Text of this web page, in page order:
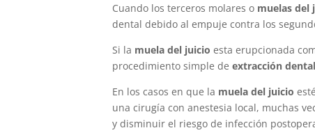
Cuando los terceros molares o muelas del
dental debido al empuje contra los
Si la muela del juicio esta erupcionada
procedimiento simple deextracción dental
En los casos en que la muela del juicio
una cirugía con anestesia local, muchas
y disminuir el riesgo de infección